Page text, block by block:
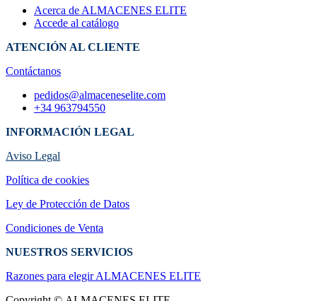
Acerca de ALMACENES ELITE
Accede al catálogo
ATENCIÓN AL CLIENTE
Contáctanos
pedidos@almaceneselite.com
+34 963794550
INFORMACIÓN LEGAL
Aviso Legal
Política de cookies
Ley de Protección de Datos
Condiciones de Venta
NUESTROS SERVICIOS
Razones para elegir ALMACENES ELI​TE